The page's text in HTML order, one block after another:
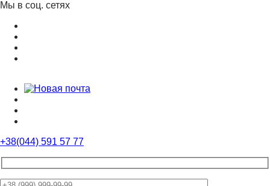
Мы в соц. сетях
+38(044) 591 57 77